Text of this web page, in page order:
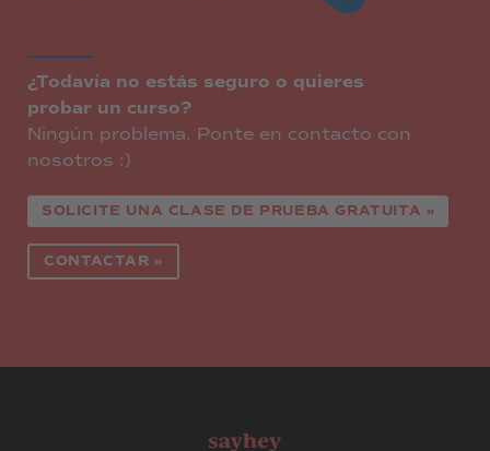
¿Todavía no estás seguro o quieres
probar un curso?
Ningún problema. Ponte en contacto con
nosotros :)
SOLICITE UNA CLASE DE PRUEBA GRATUITA »
CONTACTAR »